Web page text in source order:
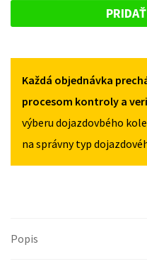
PRE
2000-
2006
Každá objednávka
procesom kontroly a
výberu dojazdovbého
na správny typ
Popis